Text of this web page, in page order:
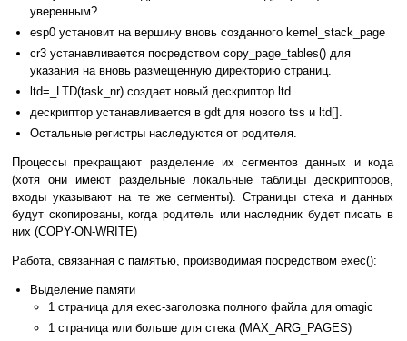
уверенным?
esp0 установит на вершину вновь созданного kernel_stack_page
cr3 устанавливается посредством copy_page_tables() для
указания на вновь размещенную директорию страниц.
ltd=_LTD(task_nr) создает новый дескриптор ltd.
дескриптор устанавливается в gdt для нового tss и ltd[].
Остальные регистры наследуются от родителя.
Процессы прекращают разделение их сегментов данных и кода
(хотя они имеют раздельные локальные таблицы дескрипторов,
входы указывают на те же сегменты). Страницы стека и данных
будут скопированы, когда родитель или наследник будет писать в
них (СOPY-ON-WRITE)
Работа, связанная с памятью, производимая посредством exec():
Выделение памяти
1 страница для exec-заголовка полного файла для omagic
1 страница или больше для стека (MAX_ARG_PAGES)